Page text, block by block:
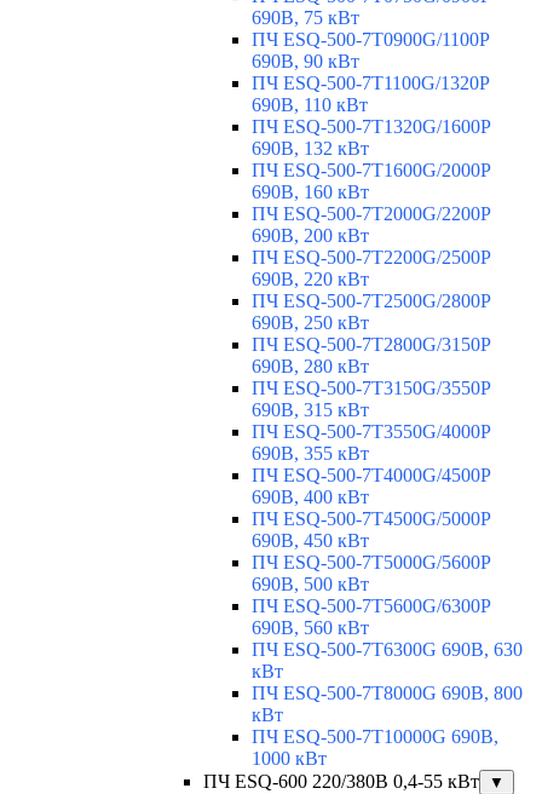
690В, 75 кВт
ПЧ ESQ-500-7T0900G/1100P
690В, 90 кВт
ПЧ ESQ-500-7T1100G/1320P
690В, 110 кВт
ПЧ ESQ-500-7T1320G/1600P
690В, 132 кВт
ПЧ ESQ-500-7T1600G/2000P
690В, 160 кВт
ПЧ ESQ-500-7T2000G/2200P
690В, 200 кВт
ПЧ ESQ-500-7T2200G/2500P
690В, 220 кВт
ПЧ ESQ-500-7T2500G/2800P
690В, 250 кВт
ПЧ ESQ-500-7T2800G/3150P
690В, 280 кВт
ПЧ ESQ-500-7T3150G/3550P
690В, 315 кВт
ПЧ ESQ-500-7T3550G/4000P
690В, 355 кВт
ПЧ ESQ-500-7T4000G/4500P
690В, 400 кВт
ПЧ ESQ-500-7T4500G/5000P
690В, 450 кВт
ПЧ ESQ-500-7T5000G/5600P
690В, 500 кВт
ПЧ ESQ-500-7T5600G/6300P
690В, 560 кВт
ПЧ ESQ-500-7T6300G 690В, 630
кВт
ПЧ ESQ-500-7T8000G 690В, 800
кВт
ПЧ ESQ-500-7T10000G 690В,
1000 кВт
ПЧ ESQ-600 220/380В 0,4-55 кВт
▼